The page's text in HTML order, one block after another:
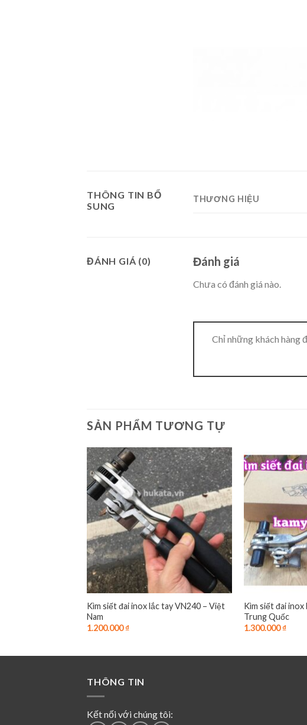
THÔNG TIN BỔ
SUNG
THƯƠNG HIỆU
ĐÁNH GIÁ (0) Đánh giá
Chưa có đánh giá nào.
Chỉ những khách hàng
SẢN PHẨM TƯƠNG TỰ
Kìm siết đai inox lắc tay VN240 – Việt
Nam
1.200.000₫
Kìm siết đai inox
Trung Quốc
1.300.000₫
THÔNG TIN
Kết nối với chúng tôi: